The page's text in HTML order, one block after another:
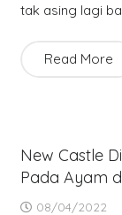
tak asing lagi
Read More
New Castle
Pada Ayam
08/04/2022